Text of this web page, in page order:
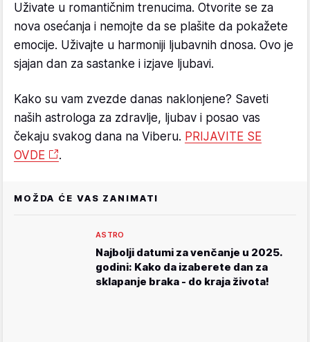
Uživate u romantičnim trenucima. Otvorite se za
nova osećanja i nemojte da se plašite da pokažete
emocije. Uživajte u harmoniji ljubavnih dnosa. Ovo je
sjajan dan za sastanke i izjave ljubavi.
Kako su vam zvezde danas naklonjene? Saveti
naših astrologa za zdravlje, ljubav i posao vas
čekaju svakog dana na Viberu. PRIJAVITE SE
OVDE
.
MOŽDA ĆE VAS ZANIMATI
ASTRO
Najbolji datumi za venčanje u 2025.
godini: Kako da izaberete dan za
sklapanje braka - do kraja života!